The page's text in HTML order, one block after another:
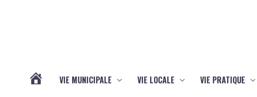
VIE MUNICIPALE VIE LOCALE VIE PRATIQUE